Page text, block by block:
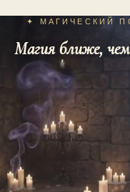
✦ МАГИЧЕСКИЙ
Магия ближе,